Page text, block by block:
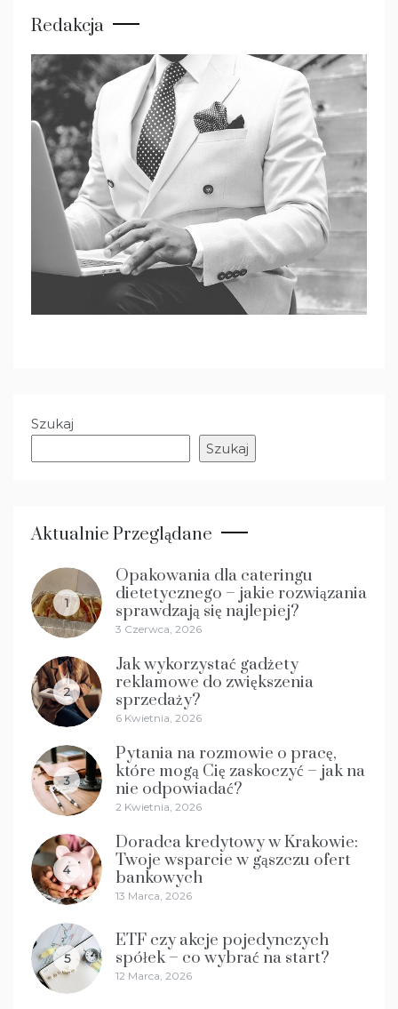
Redakcja
Szukaj
Szukaj
Aktualnie Przeglądane
1
Opakowania dla cateringu
dietetycznego – jakie rozwiązania
sprawdzają się najlepiej?
3 Czerwca, 2026
2
Jak wykorzystać gadżety
reklamowe do zwiększenia
sprzedaży?
6 Kwietnia, 2026
3
Pytania na rozmowie o pracę,
które mogą Cię zaskoczyć – jak na
nie odpowiadać?
2 Kwietnia, 2026
4
Doradca kredytowy w Krakowie:
Twoje wsparcie w gąszczu ofert
bankowych
13 Marca, 2026
5
ETF czy akcje pojedynczych
spółek – co wybrać na start?
12 Marca, 2026